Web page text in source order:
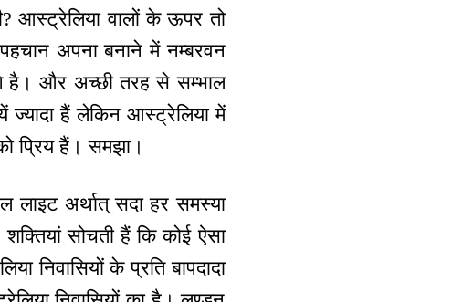
आस्ट्रेलिया वालों के ऊपर तो
पहचान अपना बनाने में नम्बरवन
है। और अच्छी तरह से सम्भाल
ज्यादा हैं लेकिन आस्ट्रेलिया में
प्रिय हैं। समझा।
अर्थात् सदा हर समस्या
सोचती हैं कि कोई ऐसा
निवासियों के प्रति बापदादा